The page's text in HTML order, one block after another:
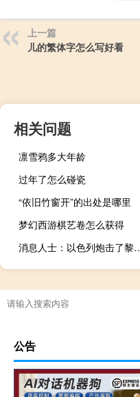
上一篇
儿的繁体字怎么写好看
相关问题
凛雪鸦多大年龄
过年了怎么碰瓷
“依旧竹窗开”的出处是哪里
梦幻西游棋艺卷怎么获得
消息人士：以色列炮击
公告